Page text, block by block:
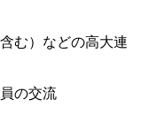
む）などの高大連
の交流